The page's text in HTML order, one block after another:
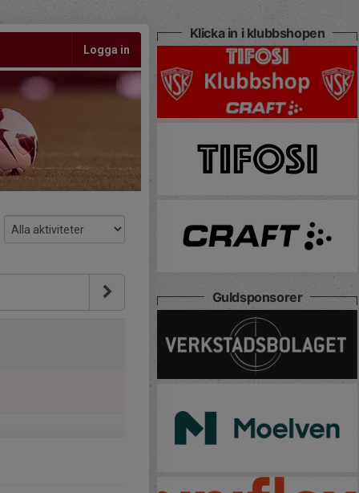
Logga in
Klicka in i klubbshopen
Guldsponsorer